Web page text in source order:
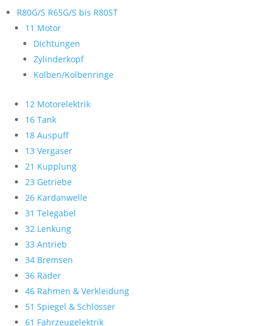
R80G/S R65G/S bis R80ST
11 Motor
Dichtungen
Zylinderkopf
Kolben/Kolbenringe
12 Motorelektrik
16 Tank
18 Auspuff
13 Vergaser
21 Kupplung
23 Getriebe
26 Kardanwelle
31 Telegabel
32 Lenkung
33 Antrieb
34 Bremsen
36 Räder
46 Rahmen & Verkleidung
51 Spiegel & Schlösser
61 Fahrzeugelektrik